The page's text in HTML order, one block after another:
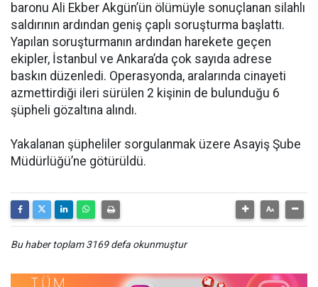
baronu Ali Ekber Akgün’ün ölümüyle sonuçlanan silahlı
saldırının ardından geniş çaplı soruşturma başlattı.
Yapılan soruşturmanın ardından harekete geçen
ekipler, İstanbul ve Ankara’da çok sayıda adrese
baskın düzenledi. Operasyonda, aralarında cinayeti
azmettirdiği ileri sürülen 2 kişinin de bulunduğu 6
şüpheli gözaltına alındı.
Yakalanan şüpheliler sorgulanmak üzere Asayiş Şube
Müdürlüğü’ne götürüldü.
Bu haber toplam 3169 defa okunmuştur